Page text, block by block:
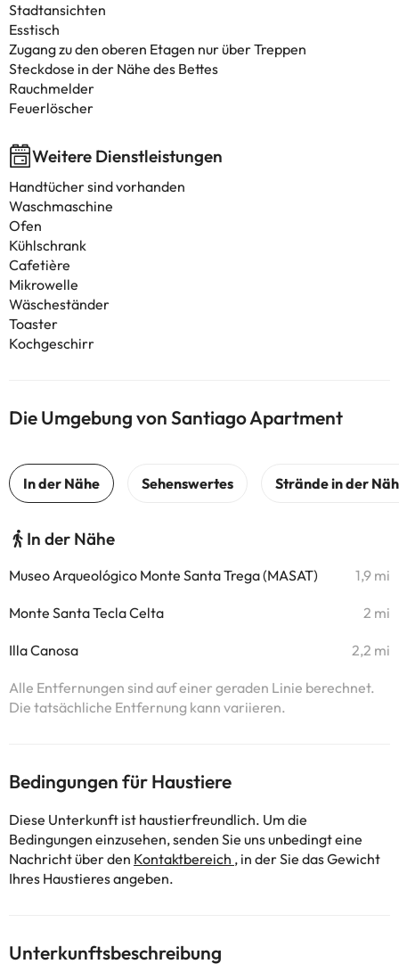
Stadtansichten
Esstisch
Zugang zu den oberen Etagen nur über Treppen
Steckdose in der Nähe des Bettes
Rauchmelder
Feuerlöscher
Weitere Dienstleistungen
Handtücher sind vorhanden
Waschmaschine
Ofen
Kühlschrank
Cafetière
Mikrowelle
Wäscheständer
Toaster
Kochgeschirr
Die Umgebung von Santiago Apartment
In der Nähe
Museo Arqueológico Monte Santa Trega (MASAT) 1,9 mi
Monte Santa Tecla Celta 2 mi
Illa Canosa 2,2 mi
Alle Entfernungen sind auf einer geraden Linie berechnet.
Die tatsächliche Entfernung kann variieren.
Bedingungen für Haustiere
Diese Unterkunft ist haustierfreundlich. Um die
Bedingungen einzusehen, senden Sie uns unbedingt eine
Nachricht über den Kontaktbereich , in der Sie das Gewicht
Ihres Haustieres angeben.
Unterkunftsbeschreibung